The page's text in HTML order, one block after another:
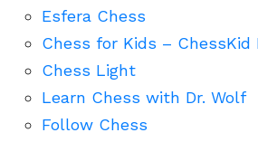
Esfera Chess
Chess for Kids – ChessKid
Chess Light
Learn Chess with Dr. Wolf
Follow Chess